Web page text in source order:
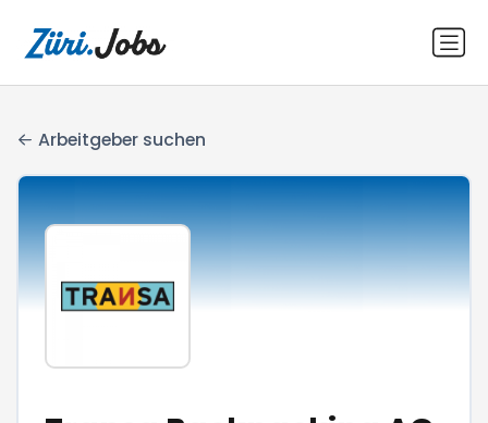
Arbeitgeber suchen